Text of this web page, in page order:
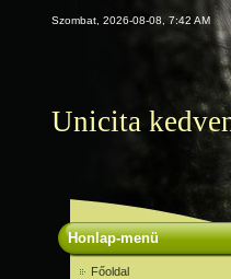
Szombat, 2026-08-08, 7:42 AM
Unicita
Honlap-menü
Főoldal